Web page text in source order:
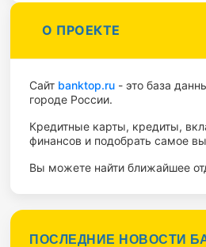
О ПРОЕКТЕ
Сайт banktop.ru - это база
городе России.
Кредитные карты, кредиты,
финансов и подобрать самое
Вы можете найти ближайшее
ПОСЛЕДНИЕ НОВОСТИ